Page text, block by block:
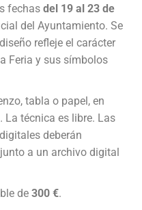
fechas del 19 al 23 de
del Ayuntamiento. Se
refleje el carácter
Feria y sus símbolos
tabla o papel, en
. La técnica es libre. Las
deberán
a un archivo digital
de 300 €.